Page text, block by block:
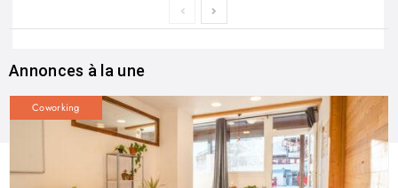
Annonces à la une
Coworking